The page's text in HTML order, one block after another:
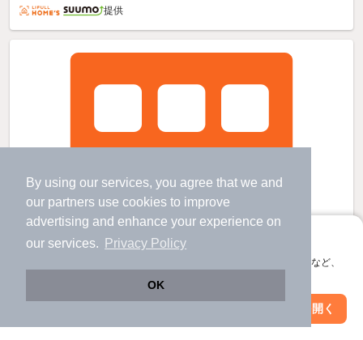
By using our services, you agree that we and
our partners use cookies to improve
advertising and enhance your experience on
our services.
Privacy Policy
OK
アプリに切り替えて、サクサクお部屋探し
会員登録なしですぐ使える。マップ検索やお気に入り保存など、
アプリを開く
提供
絞り込み条件を変更